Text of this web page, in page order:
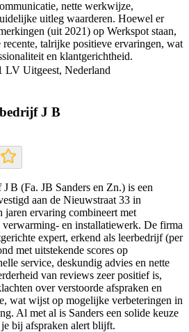
nette werkwijze,
uitleg waarderen. Hoewel er
(uit 2021) op Werkspot staan,
talrijke positieve ervaringen, wat
en klantgerichtheid.
LV Uitgeest, Nederland
J B
B (Fa. JB Sanders en Zn.) is een
aan de Nieuwstraat 33 in
jaren ervaring combineert met
en installatiewerk. De firma
expert, erkend als leerbedrijf (per
met uitstekende scores op
service, deskundig advies en nette
van reviews zeer positief is,
over verstoorde afspraken en
wat wijst op mogelijke verbeteringen in
Al met al is Sanders een solide keuze
bij afspraken alert blijft.